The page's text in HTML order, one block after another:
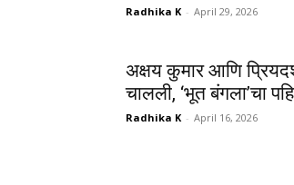
Radhika K - April 29, 2026
अक्षय कुमार आणि
चालली, ‘भूत बंगला’चा
Radhika K - April 16, 2026